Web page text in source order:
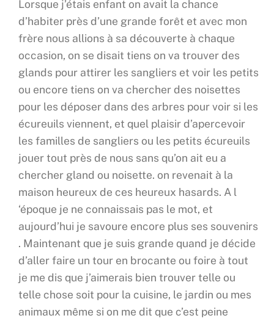
Lorsque j’étais enfant on avait la chance
d’habiter près d’une grande forêt et avec mon
frère nous allions à sa découverte à chaque
occasion, on se disait tiens on va trouver des
glands pour attirer les sangliers et voir les petits
ou encore tiens on va chercher des noisettes
pour les déposer dans des arbres pour voir si les
écureuils viennent, et quel plaisir d’apercevoir
les familles de sangliers ou les petits écureuils
jouer tout près de nous sans qu’on ait eu a
chercher gland ou noisette. on revenait à la
maison heureux de ces heureux hasards. A l
‘époque je ne connaissais pas le mot, et
aujourd’hui je savoure encore plus ses souvenirs
. Maintenant que je suis grande quand je décide
d’aller faire un tour en brocante ou foire à tout
je me dis que j’aimerais bien trouver telle ou
telle chose soit pour la cuisine, le jardin ou mes
animaux même si on me dit que c’est peine